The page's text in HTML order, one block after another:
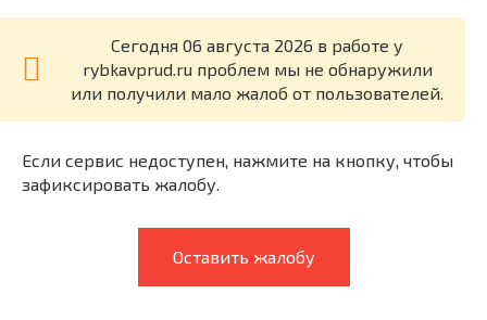
Cегодня 06 августа 2026 в работе у
rybkavprud.ru проблем мы не обнаружили
или получили мало жалоб от пользователей.
Если сервис недоступен, нажмите на кнопку, чтобы
зафиксировать жалобу.
Оставить жалобу